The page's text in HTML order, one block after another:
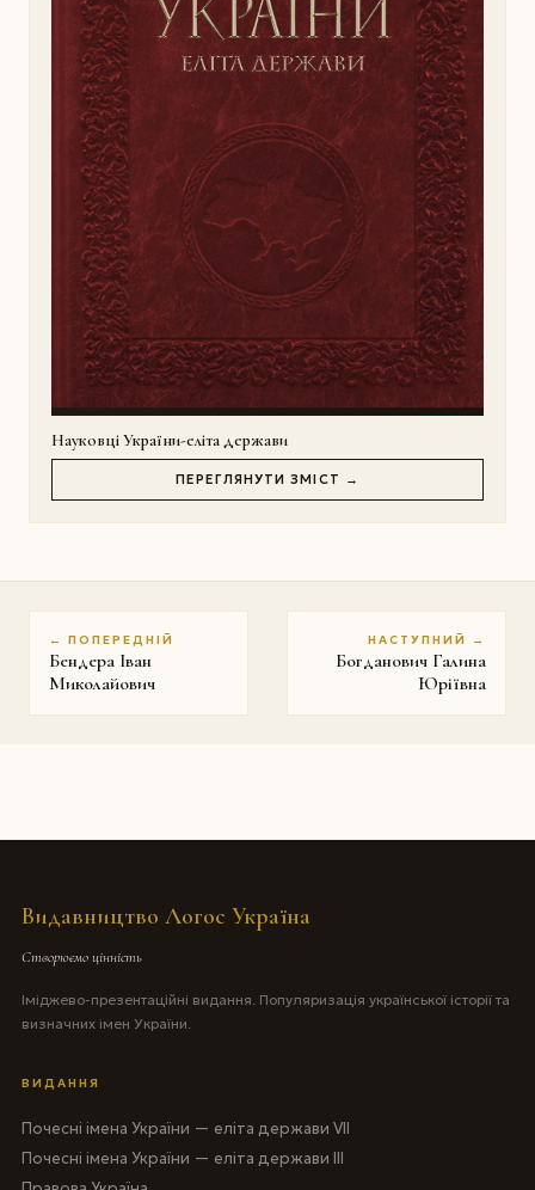
Науковці України-еліта держави
ПЕРЕГЛЯНУТИ ЗМІСТ →
← ПОПЕРЕДНІЙ
Бендера Iван
Миколайович
НАСТУПНИЙ →
Богданович Галина
Юріївна
Видавництво Логос Україна
Створюємо цінність
Іміджево-презентаційні видання. Популяризація української історії та
визначних імен України.
ВИДАННЯ
Почесні імена України — еліта держави VII
Почесні імена України — еліта держави III